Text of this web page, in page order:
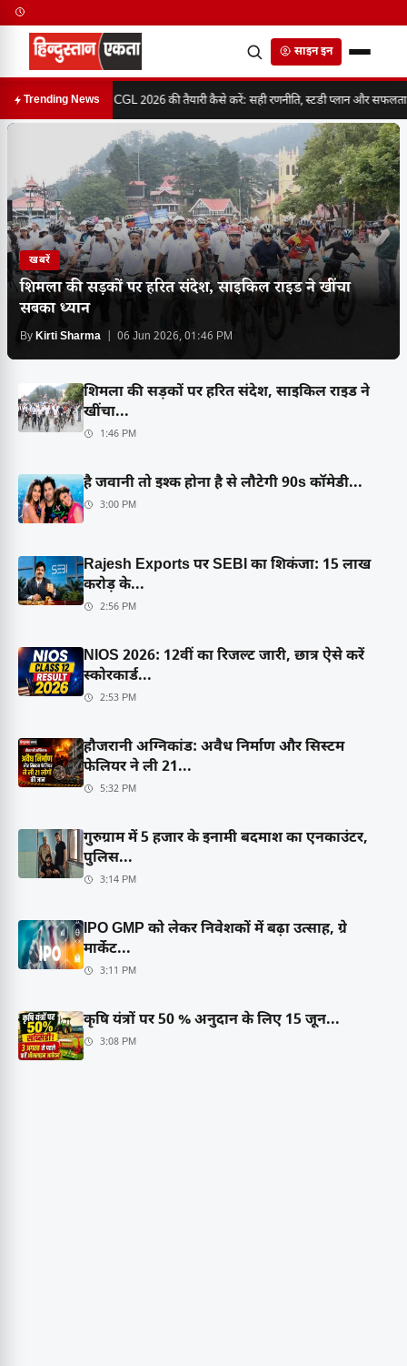
साइन इन
Trending NewsSSC CGL 2026 की तैयारी कैसे करें: सही रणनीति, स्टडी प्लान और सफलता
खबरें
शिमला की सड़कों पर हरित संदेश, साइकिल राइड ने खींचा
सबका ध्यान
ByKirti Sharma | 06 Jun 2026, 01:46 PM
शिमला की सड़कों पर हरित संदेश, साइकिल राइड ने
खींचा...
1:46 PM
है जवानी तो इश्क होना है से लौटेगी 90s कॉमेडी...
3:00 PM
Rajesh Exports पर SEBI का शिकंजा: 15 लाख
करोड़ के...
2:56 PM
NIOS 2026: 12वीं का रिजल्ट जारी, छात्र ऐसे करें
स्कोरकार्ड...
2:53 PM
हौजरानी अग्निकांड: अवैध निर्माण और सिस्टम
फेलियर ने ली 21...
5:32 PM
गुरुग्राम में 5 हजार के इनामी बदमाश का एनकाउंटर,
पुलिस...
3:14 PM
IPO GMP को लेकर निवेशकों में बढ़ा उत्साह, ग्रे
मार्केट...
3:11 PM
कृषि यंत्रों पर 50 % अनुदान के लिए 15 जून...
3:08 PM